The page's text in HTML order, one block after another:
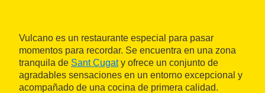
Vulcano es un restaurante especial para pasar
momentos para recordar. Se encuentra en una zona
tranquila de Sant Cugaty ofrece un conjunto de
agradables sensaciones en un entorno excepcional y
acompañado de una cocina de primera calidad.